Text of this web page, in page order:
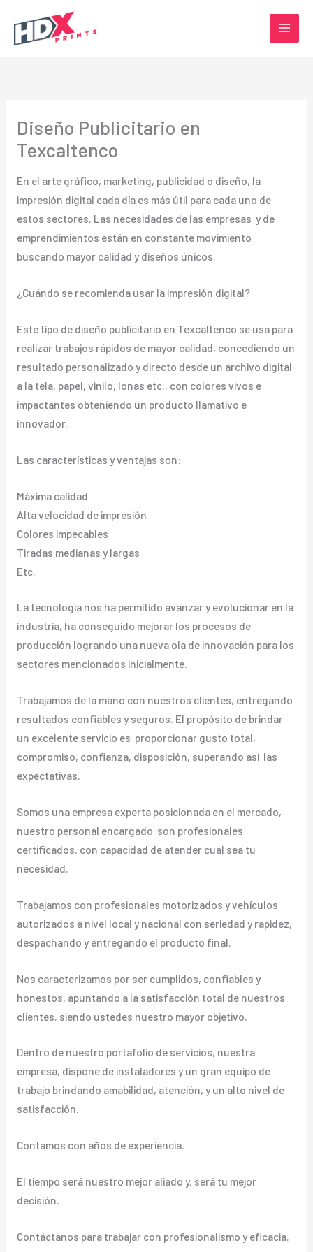
contenido
Diseño Publicitario en
Texcaltenco
En el arte gráfico, marketing, publicidad o diseño, la
impresión digital cada día es más útil para cada uno de
estos sectores. Las necesidades de las empresas y de
emprendimientos están en constante movimiento
buscando mayor calidad y diseños únicos.
¿Cuándo se recomienda usar la impresión digital?
Este tipo de diseño publicitario en Texcaltenco se usa para
realizar trabajos rápidos de mayor calidad, concediendo un
resultado personalizado y directo desde un archivo digital
a la tela, papel, vinilo, lonas etc., con colores vivos e
impactantes obteniendo un producto llamativo e
innovador.
Las características y ventajas son:
Máxima calidad
Alta velocidad de impresión
Colores impecables
Tiradas medianas y largas
Etc.
La tecnología nos ha permitido avanzar y evolucionar en la
industria, ha conseguido mejorar los procesos de
producción logrando una nueva ola de innovación para los
sectores mencionados inicialmente.
Trabajamos de la mano con nuestros clientes, entregando
resultados confiables y seguros. El propósito de brindar
un excelente servicio es proporcionar gusto total,
compromiso, confianza, disposición, superando así las
expectativas.
Somos una empresa experta posicionada en el mercado,
nuestro personal encargado son profesionales
certificados, con capacidad de atender cual sea tu
necesidad.
Trabajamos con profesionales motorizados y vehículos
autorizados a nivel local y nacional con seriedad y rapidez,
despachando y entregando el producto final.
Nos caracterizamos por ser cumplidos, confiables y
honestos, apuntando a la satisfacción total de nuestros
clientes, siendo ustedes nuestro mayor objetivo.
Dentro de nuestro portafolio de servicios, nuestra
empresa, dispone de instaladores y un gran equipo de
trabajo brindando amabilidad, atención, y un alto nivel de
satisfacción.
Contamos con años de experiencia.
El tiempo será nuestro mejor aliado y, será tu mejor
decisión.
Contáctanos para trabajar con profesionalismo y eficacia.